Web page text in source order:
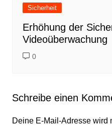
Sicherheit
Erhöhung der
Videoüberwachung
0
Schreibe einen
Deine E-Mail-Adresse wird